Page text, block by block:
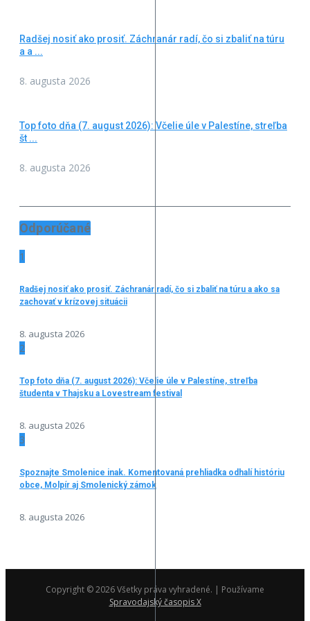
Radšej nosiť ako prosiť. Záchranár radí, čo si zbaliť na túru
a a ...
8. augusta 2026
Top foto dňa (7. august 2026): Včelie úle v Palestíne, streľba
št ...
8. augusta 2026
Odporúčané
1
Radšej nosiť ako prosiť. Záchranár radí, čo si zbaliť na túru a ako sa
zachovať v krízovej situácii
8. augusta 2026
2
Top foto dňa (7. august 2026): Včelie úle v Palestíne, streľba
študenta v Thajsku a Lovestream festival
8. augusta 2026
3
Spoznajte Smolenice inak. Komentovaná prehliadka odhalí históriu
obce, Molpír aj Smolenický zámok
8. augusta 2026
Copyright © 2026 Všetky práva vyhradené. | Používame
Spravodajský časopis X